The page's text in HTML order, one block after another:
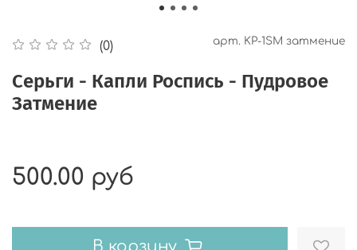
(0) арт. KP-1SM затмение
Серьги - Капли Роспись - Пудровое
Затмение
500.00 руб